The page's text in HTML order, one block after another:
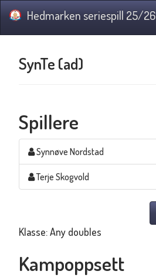
Hedmarken seriespill 25/26
SynTe (ad)
Spillere
Synnøve Nordstad
Terje Skogvold
Klasse: Any doubles
Kampoppsett